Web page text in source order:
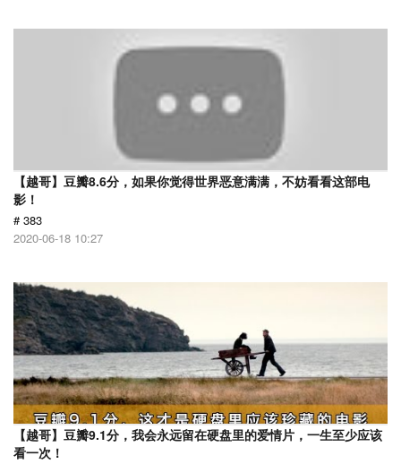
【越哥】豆瓣8.6分，如果你觉得世界恶意满满，不妨看看这部电
影！
# 383
2020-06-18 10:27
【越哥】豆瓣9.1分，我会永远留在硬盘里的爱情片，一生至少应该
看一次！